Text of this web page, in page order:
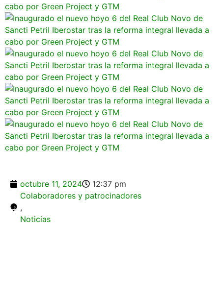
octubre 11, 2024
12:37 pm
Colaboradores y patrocinadores
,
Noticias